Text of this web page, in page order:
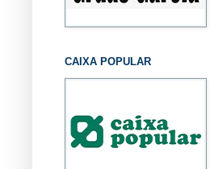
CAIXA POPULAR